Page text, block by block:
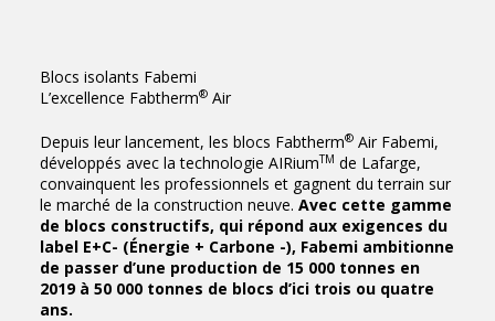
Blocs isolants Fabemi
L’excellence Fabtherm® Air
Depuis leur lancement, les blocs Fabtherm® Air Fabemi,
développés avec la technologie AIRiumTM de Lafarge,
convainquent les professionnels et gagnent du terrain sur
le marché de la construction neuve. Avec cette gamme
de blocs constructifs, qui répond aux exigences du
label E+C- (Énergie + Carbone -), Fabemi ambitionne
de passer d’une production de 15 000 tonnes en
2019 à 50 000 tonnes de blocs d’ici trois ou quatre
ans.